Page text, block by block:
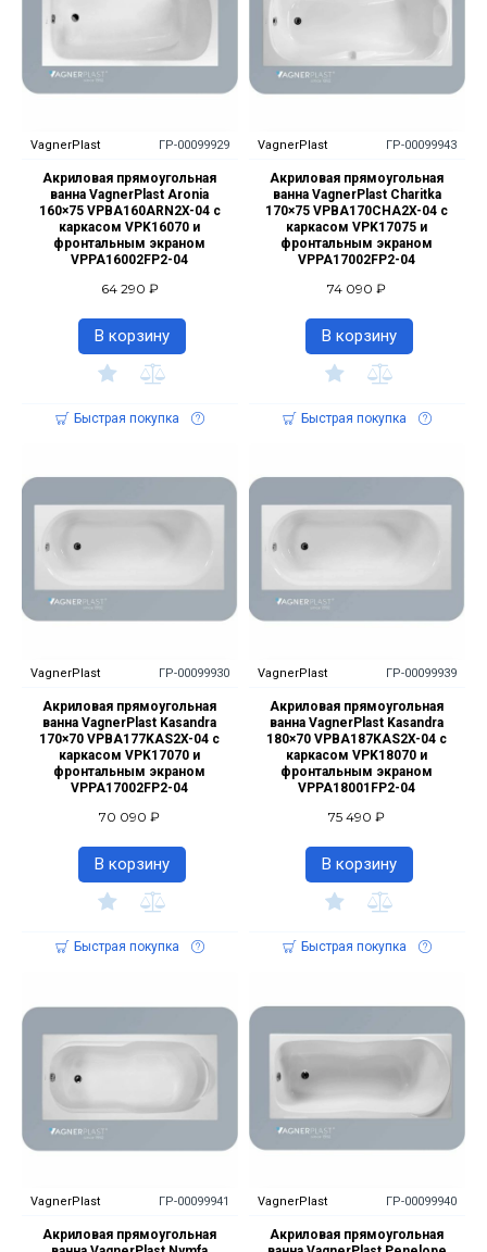
VagnerPlast ГР-00099929
Акриловая прямоугольная
ванна VagnerPlast Aronia
160×75 VPBA160ARN2X-04 с
каркасом VPK16070 и
фронтальным экраном
VPPA16002FP2-04
64 290 ₽
В корзину
Быстрая покупка
VagnerPlast ГР-00099943
Акриловая прямоугольная
ванна VagnerPlast Charitka
170×75 VPBA170CHA2X-04 с
каркасом VPK17075 и
фронтальным экраном
VPPA17002FP2-04
74 090 ₽
В корзину
Быстрая покупка
VagnerPlast ГР-00099930
Акриловая прямоугольная
ванна VagnerPlast Kasandra
170×70 VPBA177KAS2X-04 с
каркасом VPK17070 и
фронтальным экраном
VPPA17002FP2-04
70 090 ₽
В корзину
Быстрая покупка
VagnerPlast ГР-00099939
Акриловая прямоугольная
ванна VagnerPlast Kasandra
180×70 VPBA187KAS2X-04 с
каркасом VPK18070 и
фронтальным экраном
VPPA18001FP2-04
75 490 ₽
В корзину
Быстрая покупка
VagnerPlast ГР-00099941
Акриловая прямоугольная
VagnerPlast ГР-00099940
Акриловая прямоугольная